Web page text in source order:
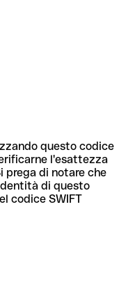
questo codice
l'esattezza
prega di notare che
di questo
codice SWIFT